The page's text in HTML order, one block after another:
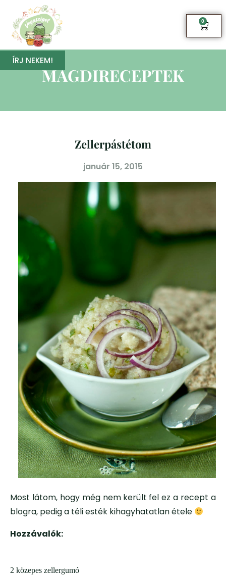
0
ÍRJ NEKEM!
MAGDIRECEPTEK
Zellerpástétom
január 15, 2015
Most látom, hogy még nem került fel ez a recept a
blogra, pedig a téli esték kihagyhatatlan étele
Hozzávalók:
2 közepes zellergumó